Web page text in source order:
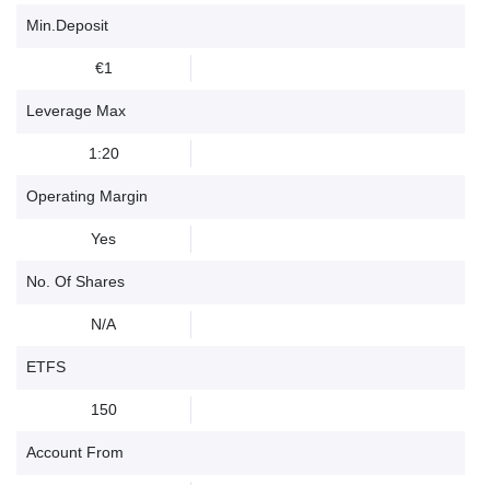
Min.Deposit
€1
Leverage Max
1:20
Operating Margin
Yes
No. Of Shares
N/A
ETFS
150
Account From